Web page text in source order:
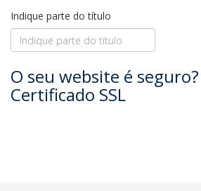
Indique parte do título
O seu website é
Certificado SSL